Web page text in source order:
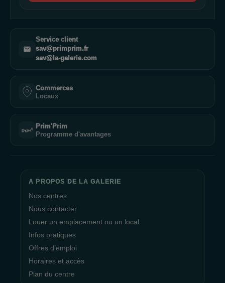
Service client
sav@primprim.fr
sav@la-galerie.com
Commerces
Locaux
Prim'Prim
Programme d'avantages
A PROPOS DE LA GALERIE
Nos centres
Nous contacter
Louer un emplacement ou un local
Infos pratiques
Offres d’emploi
Horaires et accès
Plan du centre